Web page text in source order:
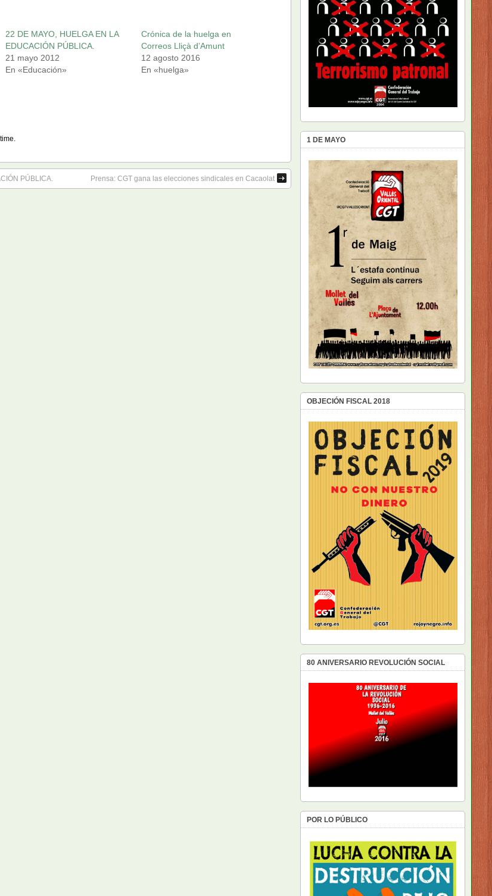
22 DE MAYO, HUELGA EN LA
EDUCACIÓN PÚBLICA.
21 mayo 2012
En «Educación»
Crónica de la huelga en
Correos Lliçà d’Amunt
12 agosto 2016
En «huelga»
PÚBLICA. Prensa: CGT gana las elecciones sindicales en Cacaolat
1 DE MAYO
OBJECIÓN FISCAL 2018
80 ANIVERSARIO REVOLUCIÓN SOCIAL
POR LO PÚBLICO